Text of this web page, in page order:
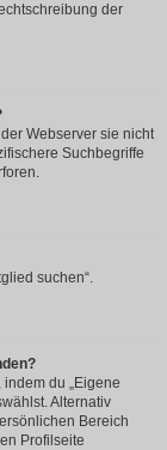
der
Webserver sie nicht
Suchbegriffe
suchen“.
du „Eigene
Alternativ
Bereich
Profilseite